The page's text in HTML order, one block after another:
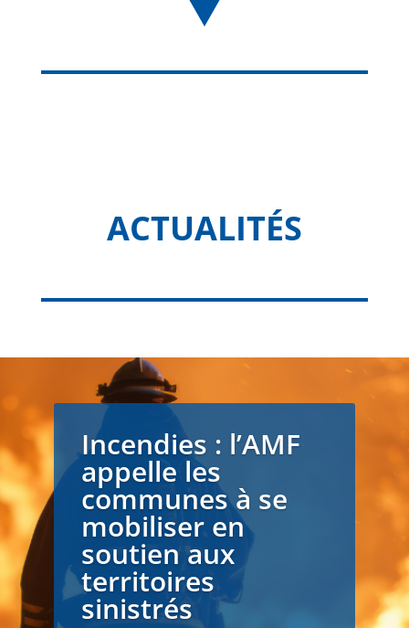
ACTUALITÉS
Incendies : l’AMF
appelle les
communes à se
mobiliser en
soutien aux
territoires
sinistrés